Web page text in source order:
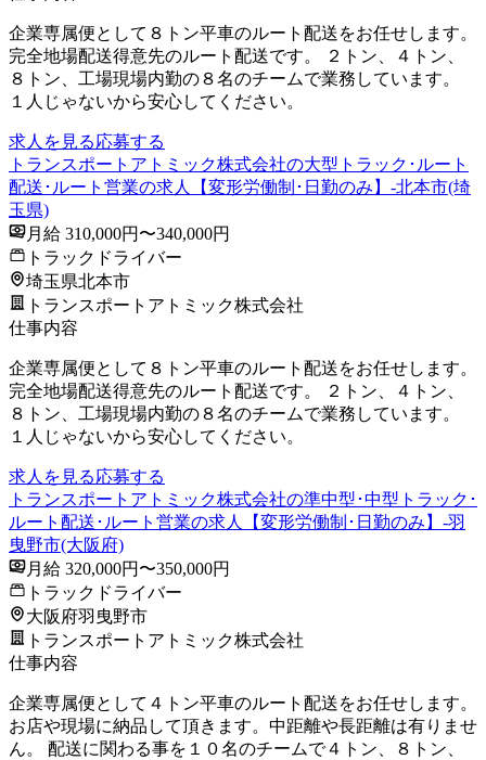
企業専属便として８トン平車のルート配送をお任せします。
完全地場配送得意先のルート配送です。 ２トン、４トン、
８トン、工場現場内勤の８名のチームで業務しています。
１人じゃないから安心してください。
求人を見る応募する
トランスポートアトミック株式会社の大型トラック･ルート
配送･ルート営業の求人【変形労働制･日勤のみ】-北本市(埼
玉県)
月給 310,000円〜340,000円
トラックドライバー
埼玉県北本市
トランスポートアトミック株式会社
仕事内容
企業専属便として８トン平車のルート配送をお任せします。
完全地場配送得意先のルート配送です。 ２トン、４トン、
８トン、工場現場内勤の８名のチームで業務しています。
１人じゃないから安心してください。
求人を見る応募する
トランスポートアトミック株式会社の準中型･中型トラック･
ルート配送･ルート営業の求人【変形労働制･日勤のみ】-羽
曳野市(大阪府)
月給 320,000円〜350,000円
トラックドライバー
大阪府羽曳野市
トランスポートアトミック株式会社
仕事内容
企業専属便として４トン平車のルート配送をお任せします。
お店や現場に納品して頂きます。中距離や長距離は有りませ
ん。 配送に関わる事を１０名のチームで４トン、８トン、